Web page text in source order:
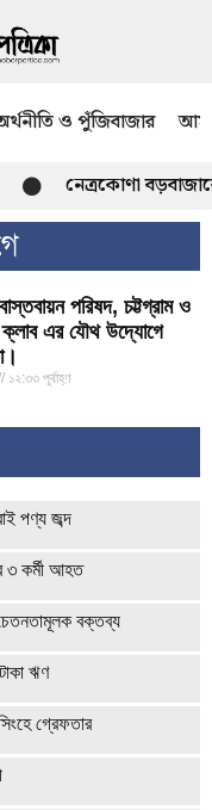
ও পুঁজিবাজার
নেত্রকোণা
পরিষদ, চট্টগ্রাম ও
ক্লাব এর যৌথ উদ্যোগে
১২:৩৩ পূর্বাহ্ণ
পণ্য জব্দ
৩ কর্মী আহত
বক্তব্য
ঋণ
গ্রেফতার